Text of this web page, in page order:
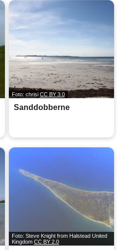
Foto: chrisi CC BY 3.0
Sanddobberne
Foto: Steve Knight from Halstead United
Kingdom CC BY 2.0